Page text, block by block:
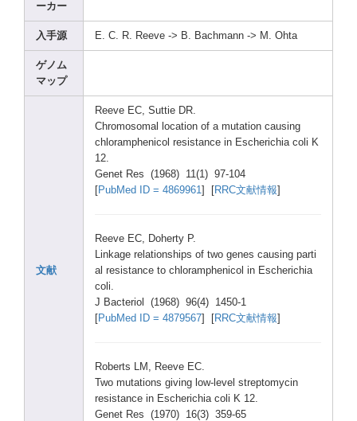
ーカー
入手源 E. C. R. Reeve -> B. Bachmann -> M. Ohta
ゲノム
マップ
文献
Reeve EC, Suttie DR.
Chromosomal location of a mutation causing
chloramphenicol resistance in Escherichia coli K
12.
Genet Res (1968) 11(1) 97-104
PubMed ID = 4869961 RRC文献情報
Reeve EC, Doherty P.
Linkage relationships of two genes causing parti
al resistance to chloramphenicol in Escherichia
coli.
J Bacteriol (1968) 96(4) 1450-1
PubMed ID = 4879567 RRC文献情報
Roberts LM, Reeve EC.
Two mutations giving low-l evel streptomycin
resistance in Escherichia coli K 12.
Genet Res (1970) 16(3) 359-65